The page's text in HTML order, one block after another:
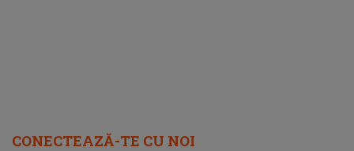
CONECTEAZĂ-TE CU NOI